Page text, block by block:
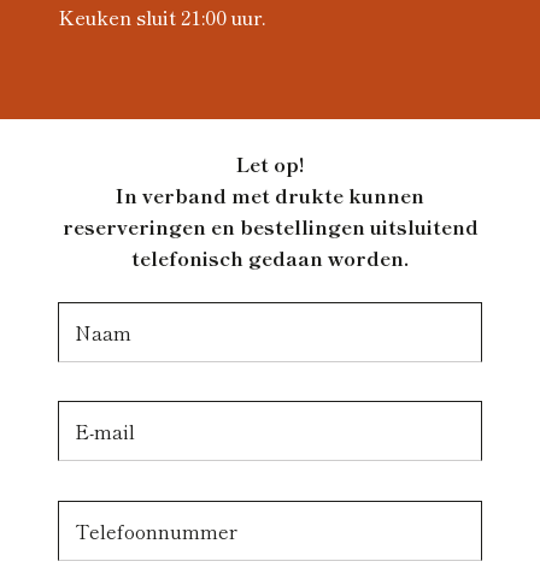
Keuken sluit 21:00 uur.
Let op!
In verband met drukte kunnen
reserveringen en bestellingen uitsluitend
telefonisch gedaan worden.